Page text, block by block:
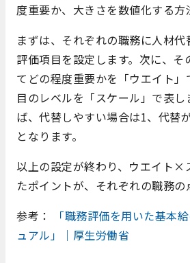
度重要か、大きさを数値化する方
まずは、それぞれの職務に人材
評価項目を設定します。次に、そ
てどの程度重要かを「ウエイト
目のレベルを「スケール」で表し
ば、代替しやすい場合は1、代替
となります。
以上の設定が終わり、ウエイト×
たポイントが、それぞれの職務の
参考：
「職務評価を用いた基本
ュアル」｜厚生労働省